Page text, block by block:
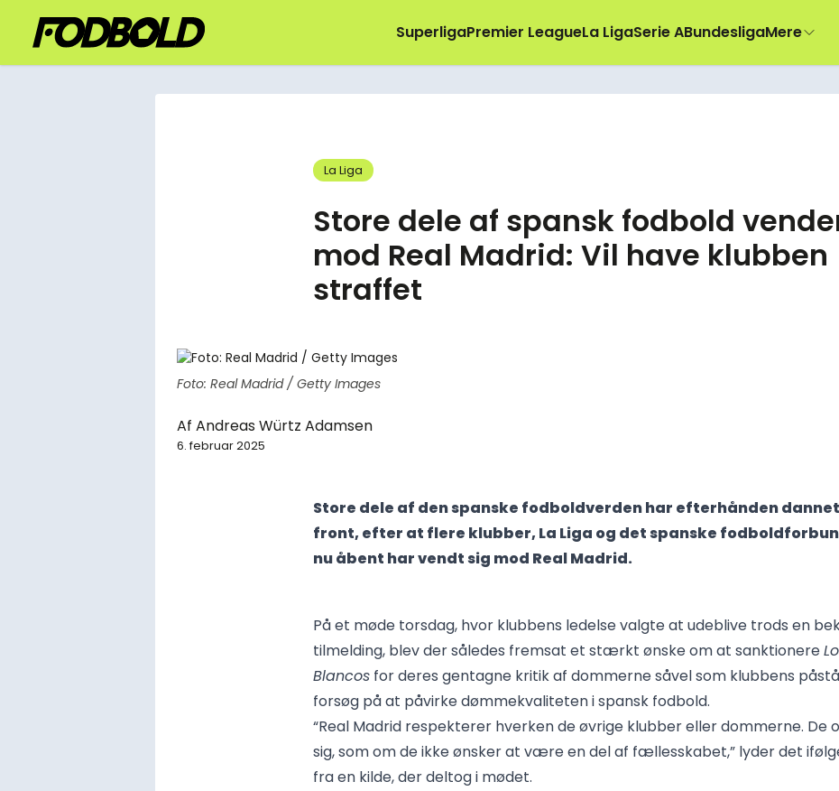
SuperligaPremier LeagueLa LigaSerie ABundesligaMere
La Liga
Store dele af spansk fodbold
mod Real Madrid: Vil have klubben
straffet
Foto: Real Madrid / Getty Images
Af Andreas Würtz Adamsen
6. februar 2025
Store dele af den spanske fodboldverden har efterhånden
front, efter at flere klubber, La Liga og det spanske
nu åbent har vendt sig mod Real Madrid.
På et møde torsdag, hvor klubbens ledelse valgte at udeblive trods en
tilmelding, blev der således fremsat et stærkt ønske om at sanktionere
Blancos for deres gentagne kritik af dommerne såvel som klubbens
forsøg på at påvirke dømmekvaliteten i spansk fodbold.
“Real Madrid respekterer hverken de øvrige klubber eller dommerne. De
sig, som om de ikke ønsker at være en del af fællesskabet,” lyder det
fra en kilde, der deltog i mødet.